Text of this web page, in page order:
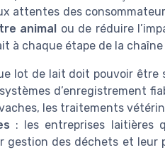
attentes des
animal ou de réduire
à chaque étape de la
lot de lait doit pouvoir être
d’enregistrement
les traitements
: les entreprises laitières
gestion des déchets et